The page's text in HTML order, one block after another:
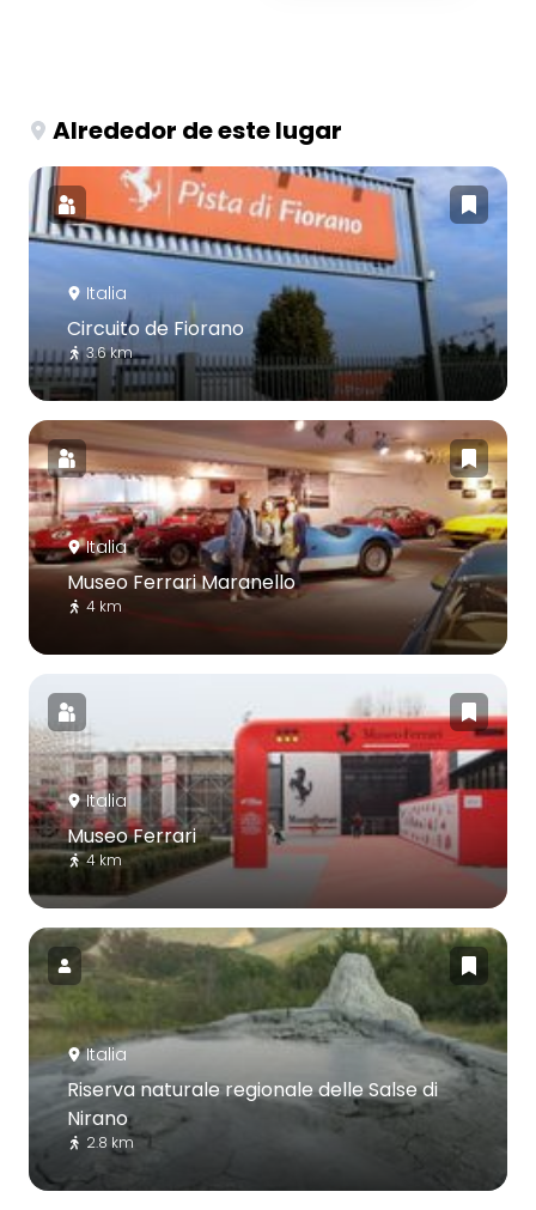
Alrededor de este lugar
Italia
Circuito de Fiorano
3.6 km
Italia
Museo Ferrari Maranello
4 km
Italia
Museo Ferrari
4 km
Italia
Riserva naturale regionale delle Salse di
Nirano
2.8 km